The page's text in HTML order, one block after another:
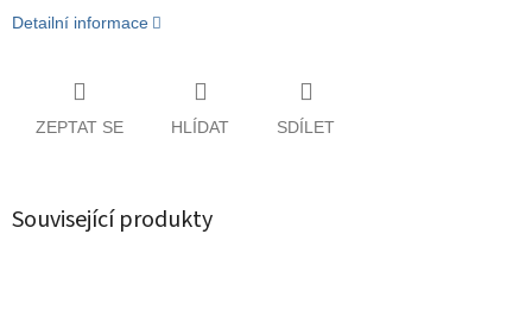
Detailní informace
ZEPTAT SE HLÍDAT SDÍLET
Související produkty